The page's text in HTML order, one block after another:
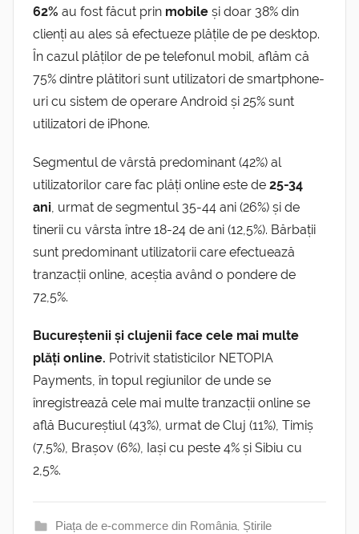
62% au fost făcut prin mobile și doar 38% din
clienți au ales să efectueze plățile de pe desktop.
În cazul plăților de pe telefonul mobil, aflăm că
75% dintre plătitori sunt utilizatori de smartphone-
uri cu sistem de operare Android și 25% sunt
utilizatori de iPhone.
Segmentul de vârstă predominant (42%) al
utilizatorilor care fac plăți online este de 25-34
ani , urmat de segmentul 35-44 ani (26%) și de
tinerii cu vârsta între 18-24 de ani (12,5%). Bărbații
sunt predominant utilizatorii care efectuează
tranzacții online, aceștia având o pondere de
72,5%.
Bucureștenii și clujenii face cele mai multe
plăți online. Potrivit statisticilor NETOPIA
Payments, în topul regiunilor de unde se
înregistrează cele mai multe tranzacții online se
află Bucureștiul (43%), urmat de Cluj (11%), Timiș
(7,5%), Brașov (6%), Iași cu peste 4% și Sibiu cu
2,5%.
Piața de e-commerce din România, Știrile